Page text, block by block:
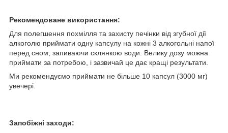
Рекомендоване використання:
Для полегшення похмілля та захисту печінки від згубної дії
алкоголю приймати одну капсулу на кожні 3 алкогольні напої
перед сном, запиваючи склянкою води. Велику дозу можна
приймати за потребою, і зазвичай це дає кращі результати.
Ми рекомендуємо приймати не більше 10 капсул (3000 мг)
увечері.
Запобіжні заходи: